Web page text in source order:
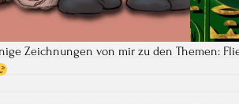
Zeichnungen von mir zu den Themen: